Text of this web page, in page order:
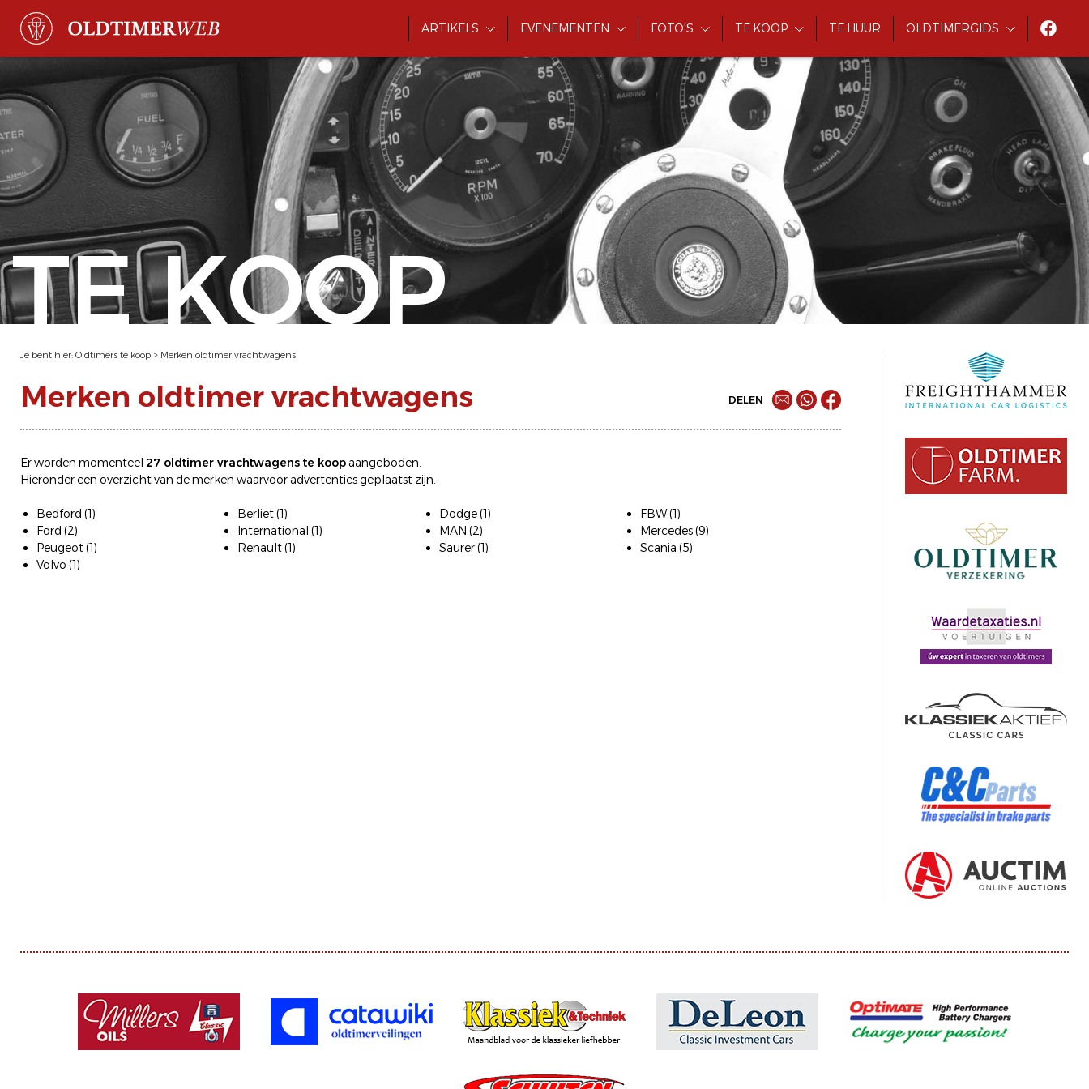
ARTIKELS EVENEMENTEN FOTO'S TE KOOP TE HUUR OLDTIMERGIDS
TE KOOP
Je bent hier: Oldtimers te koop > Merken oldtimer vrachtwagens
Merken oldtimer vrachtwagens DELEN
Er worden momenteel 27 oldtimer vrachtwagens te koopaangeboden.
Hieronder een overzicht van de merken waarvoor advertenties geplaatst zijn.
Bedford (1) Berliet(1) Dodge(1) FBW(1)
Ford (2) International (1) MAN (2) Mercedes(9)
Peugeot(1) Renault(1) Saurer(1) Scania (5)
Volvo (1)